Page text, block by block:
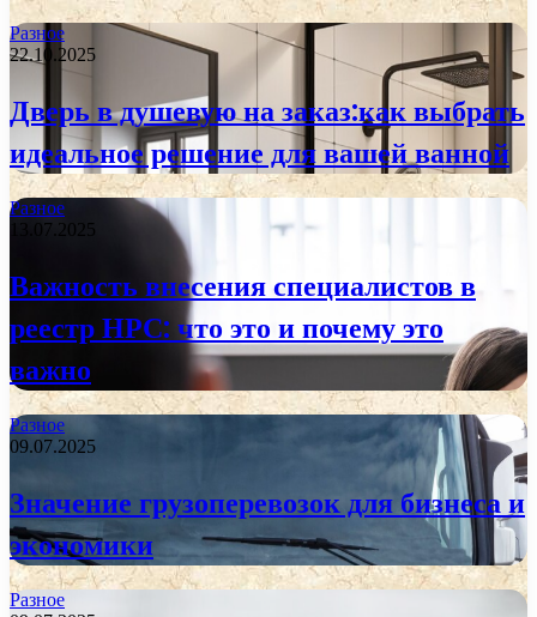
Разное
22.10.2025
Дверь в душевую на заказ:как выбрать
идеальное решение для вашей ванной
Разное
13.07.2025
Важность внесения специалистов в
реестр НРС: что это и почему это
важно
Разное
09.07.2025
Значение грузоперевозок для бизнеса и
экономики
Разное